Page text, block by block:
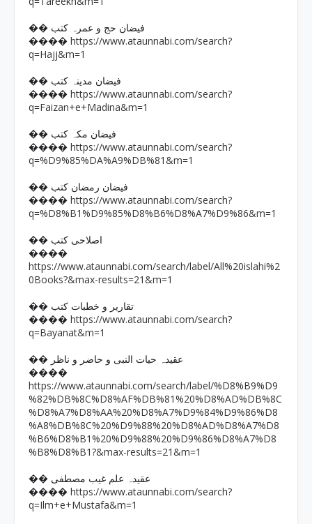
�� فیضان حج و عمرہ کتب
���� https://www.ataunnabi.com/search?
q=Hajj&m=1
�� فیضان مدینہ کتب
���� https://www.ataunnabi.com/search?
q=Faizan+e+Madina&m=1
�� فیضان مکہ کتب
���� https://www.ataunnabi.com/search?
q=%D9%85%DA%A9%DB%81&m=1
�� فیضان رمضان کتب
���� https://www.ataunnabi.com/search?
q=%D8%B1%D9%85%D8%B6%D8%A7%D9%86&m=1
�� اصلاحی کتب
����
https://www.ataunnabi.com/search/label/All%20islahi%2
0Books?&max-results=21&m=1
�� تقاریر و خطبات کتب
���� https://www.ataunnabi.com/search?
q=Bayanat&m=1
�� عقیدہ حیات النبی و حاضر و ناظر
����
https://www.ataunnabi.com/search/label/%D8%B9%D9
%82%DB%8C%D8%AF%DB%81%20%D8%AD%DB%8C
%D8%A7%D8%AA%20%D8%A7%D9%84%D9%86%D8
%A8%DB%8C%20%D9%88%20%D8%AD%D8%A7%D8
%B6%D8%B1%20%D9%88%20%D9%86%D8%A7%D8
%B8%D8%B1?&max-results=21&m=1
�� عقیدہ علم غیب مصطفی
���� https://www.ataunnabi.com/search?
q=Ilm+e+Mustafa&m=1